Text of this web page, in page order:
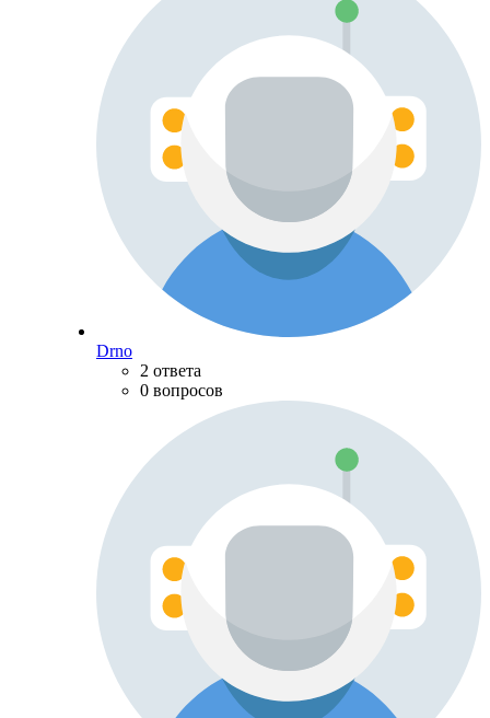
Drno
2 ответа
0 вопросов